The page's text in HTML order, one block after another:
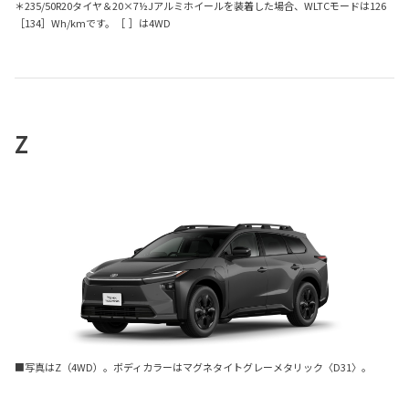
＊235/50R20タイヤ＆20×7½Jアルミホイールを装着した場合、WLTCモードは126
［134］Wh/kmです。［ ］は4WD
Z
■写真はZ（4WD）。ボディカラーはマグネタイトグレーメタリック〈D31〉。